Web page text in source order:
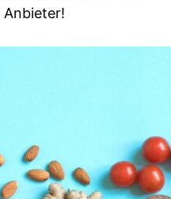
Anbieter!